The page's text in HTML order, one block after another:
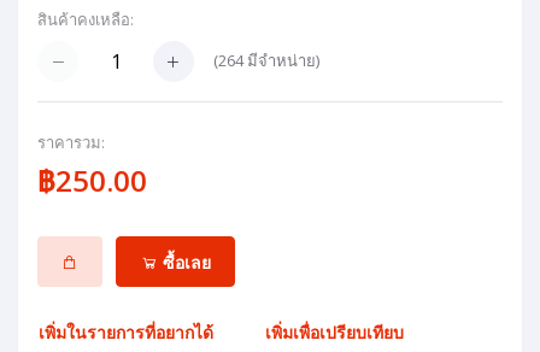
สินค้าคงเหลือ:
(264มีจำหน่าย)
ราคารวม:
฿250.00
ซื้อเลย
เพิ่มในรายการที่อยากได้ เพิ่มเพื่อเปรียบเทียบ